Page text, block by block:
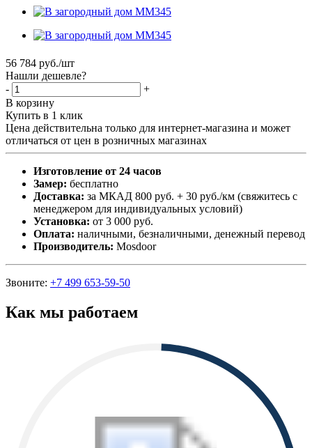
56 784 руб./шт
Нашли дешевле?
-
+
В корзину
Купить в 1 клик
Цена действительна только для интернет-магазина и может
отличаться от цен в розничных магазинах
Изготовление от 24 часов
Замер: бесплатно
Доставка: за МКАД 800 руб. + 30 руб./км (свяжитесь с
менеджером для индивидуальных условий)
Установка: от 3 000 руб.
Оплата: наличными, безналичными, денежный перевод
Производитель: Mosdoor
Звоните: +7 499 653-59-50
Как мы работаем